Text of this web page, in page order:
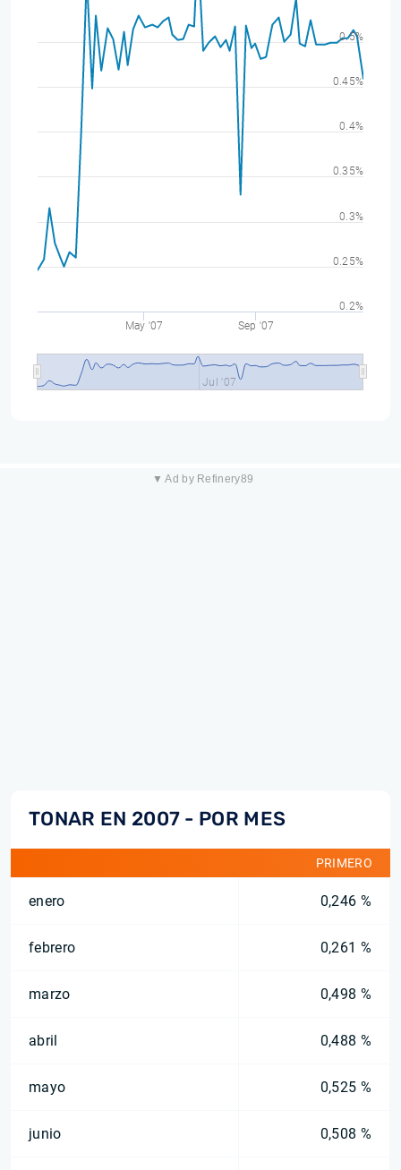
May '07 Sep '07
Jul '07
0.2%
0.25%
0.3%
0.35%
0.4%
0.45%
0.5%
▼ Ad by Refinery89
TONAR EN 2007 - POR MES
PRIMERO
enero 0,246 %
febrero 0,261 %
marzo 0,498 %
abril 0,488 %
mayo 0,525 %
junio 0,508 %